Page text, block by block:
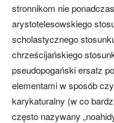
stronnikom nie
arystotelesowskiego
scholastycznego
chrześcijańskiego
pseudopogański ersatz
elementami w sposób
karykaturalny (w co
często nazywany